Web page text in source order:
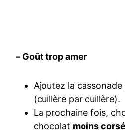
– Goût trop amer
Ajoutez la cassonade
(cuillère par cuillère).
La prochaine fois,
chocolat moins corsé